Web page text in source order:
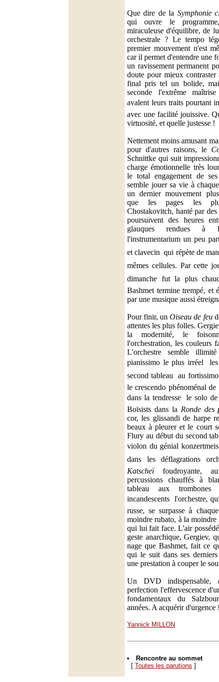
Que dire de la Symphonie
qui ouvre le
miraculeuse d'équilibre, de
orchestrale ? Le tempo
premier mouvement n'est
car il permet d'entendre une
un ravissement permanent
doute pour mieux
final pris tel un bolide,
seconde l'extrême
avalent leurs traits pourtant
avec une facilité jouissive.
virtuosité, et quelle justesse !
Nettement moins amusant
pour d'autres raisons, le
Schnittke qui suit
charge émotionnelle très
le total engagement de
semble jouer sa vie à
un dernier mouvement
que les pages les
Chostakovitch, hanté par
poursuivent des heures
glauques rendues à
l'instrumentarium un peu
et clavecin  qui répète de
mêmes cellules. Par cette
dimanche fut la plus
Bashmet termine trempé, et
par une musique aussi
Pour finir, unOiseau de feu
attentes les plus folles.
la modernité, le
l'orchestration, les couleurs
L'orchestre semble
pianissimo le plus irréel 
second tableau  au
le crescendo phénoménal
dans la tendresse  le solo
Boïsists dans la Ronde des
cor, les glissandi de harpe
beaux à pleurer et le court
Flury au début du second
violon du génial
dans les déflagrations
Katscheïfoudroyante,
percussions chauffés à
tableau aux
incandescents  l'orchestre,
russe, se surpasse à
moindre rubato, à la
qui lui fait face. L'air
geste anarchique, Gergiev,
nage que Bashmet, fait ce
qui le suit dans ses
une prestation à couper le
Un DVD
perfection l'effervescence
fondamentaux du
années. A acquérir d'urgence
Yannick MILLON
Rencontre au sommet
[ Toutes les parutions ]